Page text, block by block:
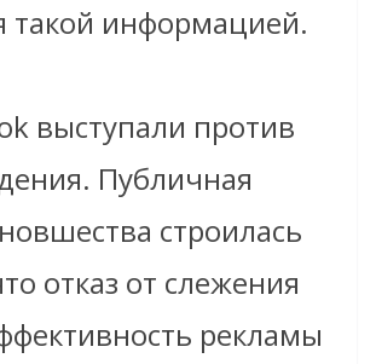
такой информацией.
выступали против
Публичная
строилась
отказ от слежения
рекламы